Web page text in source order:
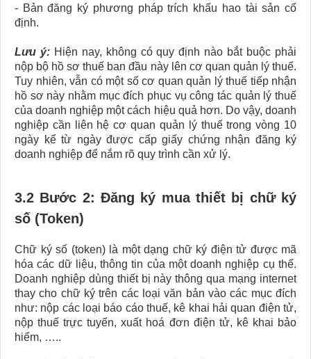
- Bản đăng ký phương pháp trích khấu hao tài sản cố
định.
Lưu ý:Hiện nay, không có quy định nào bắt buộc phải
nộp bộ hồ sơ thuế ban đầu này lên cơ quan quản lý thuế.
Tuy nhiên, vẫn có một số cơ quan quản lý thuế tiếp nhận
hồ sơ này nhằm mục đích phục vụ công tác quản lý thuế
của doanh nghiệp một cách hiệu quả hơn. Do vậy, doanh
nghiệp cần liên hệ cơ quan quản lý thuế trong vòng 10
ngày kể từ ngày được cấp giấy chứng nhận đăng ký
doanh nghiệp để nắm rõ quy trình cần xử lý.
3.2 Bước 2: Đăng ký mua thiết bị chữ ký
số (Token)
Chữ ký số (token) là một dạng chữ ký điện tử được mã
hóa các dữ liệu, thông tin của một doanh nghiệp cụ thể.
Doanh nghiệp dùng thiết bị này thông qua mạng internet
thay cho chữ ký trên các loại văn bản vào các mục đích
như: nộp các loại báo cáo thuế, kê khai hải quan điện tử,
nộp thuế trực tuyến, xuất hoá đơn điện tử, kê khai bảo
hiểm, …..